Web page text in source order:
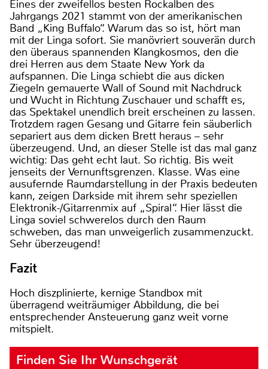
Eines der zweifellos besten Rockalben des
Jahrgangs 2021 stammt von der amerikanischen
Band „King Buffalo“. Warum das so ist, hört man
mit der Linga sofort. Sie manövriert souverän durch
den überaus spannenden Klangkosmos, den die
drei Herren aus dem Staate New York da
aufspannen. Die Linga schiebt die aus dicken
Ziegeln gemauerte Wall of Sound mit Nachdruck
und Wucht in Richtung Zuschauer und schafft es,
das Spektakel unendlich breit erscheinen zu lassen.
Trotzdem ragen Gesang und Gitarre fein säuberlich
separiert aus dem dicken Brett heraus – sehr
überzeugend. Und, an dieser Stelle ist das mal ganz
wichtig: Das geht echt laut. So richtig. Bis weit
jenseits der Vernunftsgrenzen. Klasse. Was eine
ausufernde Raumdarstellung in der Praxis bedeuten
kann, zeigen Darkside mit ihrem sehr speziellen
Elektronik-/Gitarrenmix auf „Spiral“. Hier lässt die
Linga soviel schwerelos durch den Raum
schweben, das man unweigerlich zusammenzuckt.
Sehr überzeugend!
Fazit
Hoch diszplinierte, kernige Standbox mit
überragend weiträumiger Abbildung, die bei
entsprechender Ansteuerung ganz weit vorne
mitspielt.
Finden Sie Ihr Wunschgerät